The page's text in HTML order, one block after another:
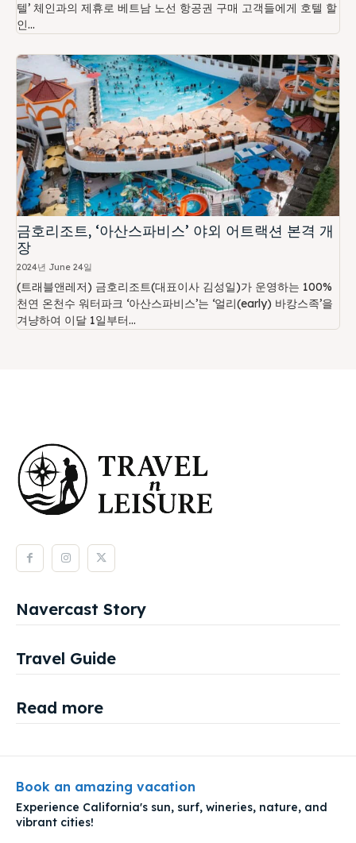
텔’ 체인과의 제휴로 베트남 노선 항공권 구매 고객들에게 호텔 할
인...
금호리조트, ‘아산스파비스’ 야외 어트랙션 본격 개
장
2024년 June 24일
(트래블앤레저) 금호리조트(대표이사 김성일)가 운영하는 100%
천연 온천수 워터파크 ‘아산스파비스’는 ‘얼리(early) 바캉스족’을
겨냥하여 이달 1일부터...
Navercast Story
Travel Guide
Read more
Book an amazing vacation
Experience California's sun, surf, wineries, nature, and
vibrant cities!